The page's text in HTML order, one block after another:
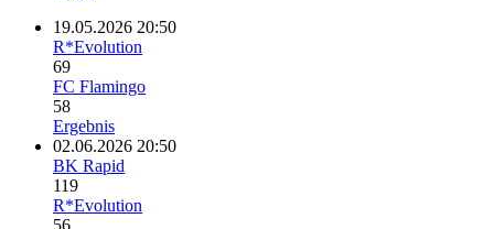
19.05.2026 20:50
R*Evolution
69
FC Flamingo
58
Ergebnis
02.06.2026 20:50
BK Rapid
119
R*Evolution
56